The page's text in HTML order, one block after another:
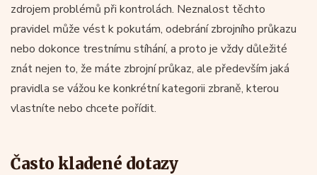
zdrojem problémů při kontrolách. Neznalost těchto
pravidel může vést k pokutám, odebrání zbrojního průkazu
nebo dokonce trestnímu stíhání, a proto je vždy důležité
znát nejen to, že máte zbrojní průkaz, ale především jaká
pravidla se vážou ke konkrétní kategorii zbraně, kterou
vlastníte nebo chcete pořídit.
Často kladené dotazy